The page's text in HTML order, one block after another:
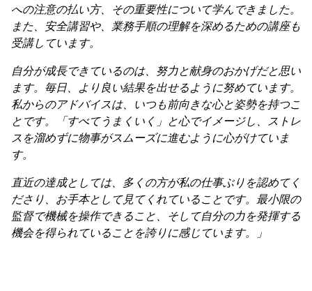
への注意の払い方、その重要性について学んできました。
また、安全講習や、業務手順の理解を深めるための講座も
受講しています。
自分が成長できているのは、努力と献身のおかげだと思い
ます。毎日、より良い結果を出せるように努めています。
私からのアドバイスは、いつも前向きな心と姿勢を持つこ
とです。「すべてうまくいく」と心でイメージし、ストレ
スを溜めずに物事がスムーズに進むように心がけていま
す。
直近の達成としては、多くの方が私の仕事ぶりを認めてく
ださり、お手本として見てくれていることです。最小限の
監督で機械を操作できること、そして自分の力を発揮する
機会を得られていることを誇りに感じています。」